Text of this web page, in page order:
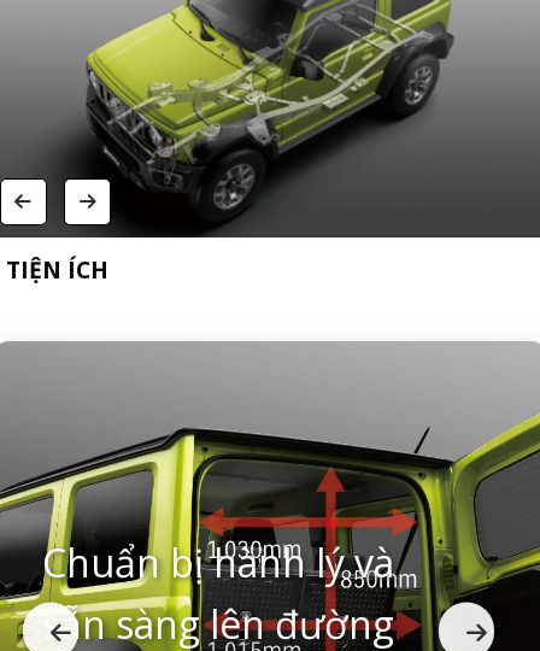
TIỆN ÍCH
Chuẩn bị hành lý và
sẵn sàng lên đường